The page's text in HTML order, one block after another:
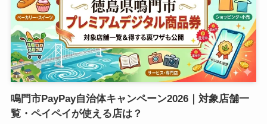
鳴門市PayPay自治体キャンペーン2026｜対象店舗一
覧・ペイペイが使える店は？